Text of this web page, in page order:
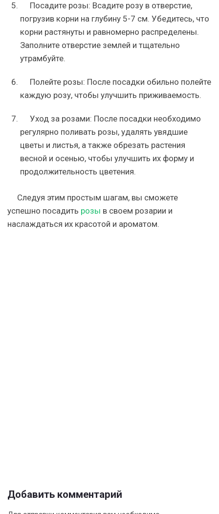
Посадите розы: Всадите розу в отверстие,
погрузив корни на глубину 5-7 см. Убедитесь, что
корни растянуты и равномерно распределены.
Заполните отверстие землей и тщательно
утрамбуйте.
Полейте розы: После посадки обильно полейте
каждую розу, чтобы улучшить приживаемость.
Уход за розами: После посадки необходимо
регулярно поливать розы, удалять увядшие
цветы и листья, а также обрезать растения
весной и осенью, чтобы улучшить их форму и
продолжительность цветения.
Следуя этим простым шагам, вы сможете
успешно посадить розы в своем розарии и
наслаждаться их красотой и ароматом.
Добавить комментарий